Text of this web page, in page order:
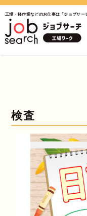
工場・軽作業などのお仕事は「ジョブサー
検査